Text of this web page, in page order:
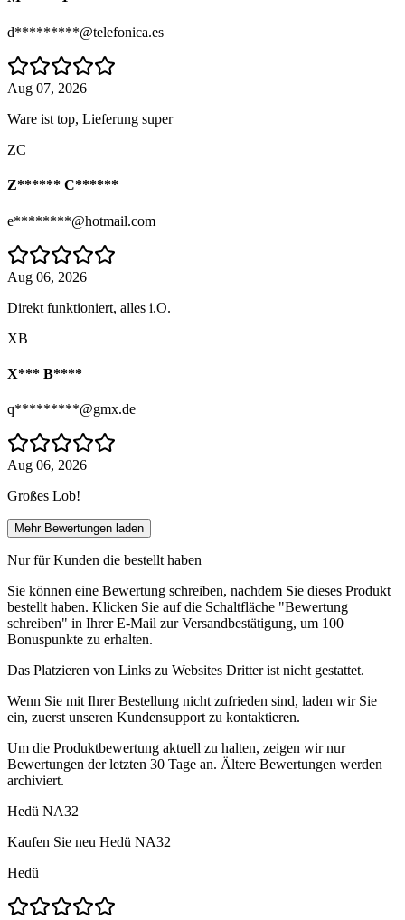
d*********@telefonica.es
Aug 07, 2026
Ware ist top, Lieferung super
ZC
Z****** C******
e********@hotmail.com
Aug 06, 2026
Direkt funktioniert, alles i.O.
XB
X*** B****
q*********@gmx.de
Aug 06, 2026
Großes Lob!
Mehr Bewertungen laden
Nur für Kunden die bestellt haben
Sie können eine Bewertung schreiben, nachdem Sie dieses Produkt
bestellt haben. Klicken Sie auf die Schaltfläche "Bewertung
schreiben" in Ihrer E-Mail zur Versandbestätigung, um 100
Bonuspunkte zu erhalten.
Das Platzieren von Links zu Websites Dritter ist nicht gestattet.
Wenn Sie mit Ihrer Bestellung nicht zufrieden sind, laden wir Sie
ein, zuerst unseren Kundensupport zu kontaktieren.
Um die Produktbewertung aktuell zu halten, zeigen wir nur
Bewertungen der letzten 30 Tage an. Ältere Bewertungen werden
archiviert.
Hedü NA32
Kaufen Sie neu Hedü NA32
Hedü